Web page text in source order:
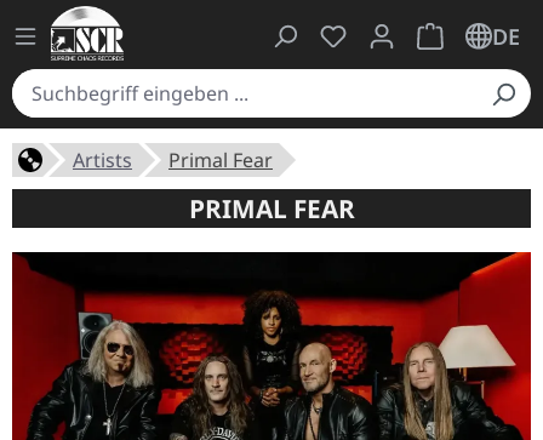
Du hast 0 Produkte
Warenkorb
DE
Artists Primal Fear
PRIMAL FEAR